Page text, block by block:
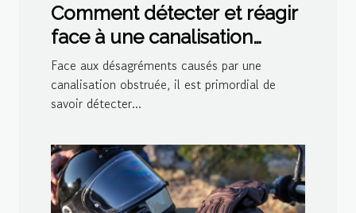
Comment détecter et réagir
face à une canalisation
bouchée
Face aux désagréments causés par une
canalisation obstruée, il est primordial de
savoir détecter...